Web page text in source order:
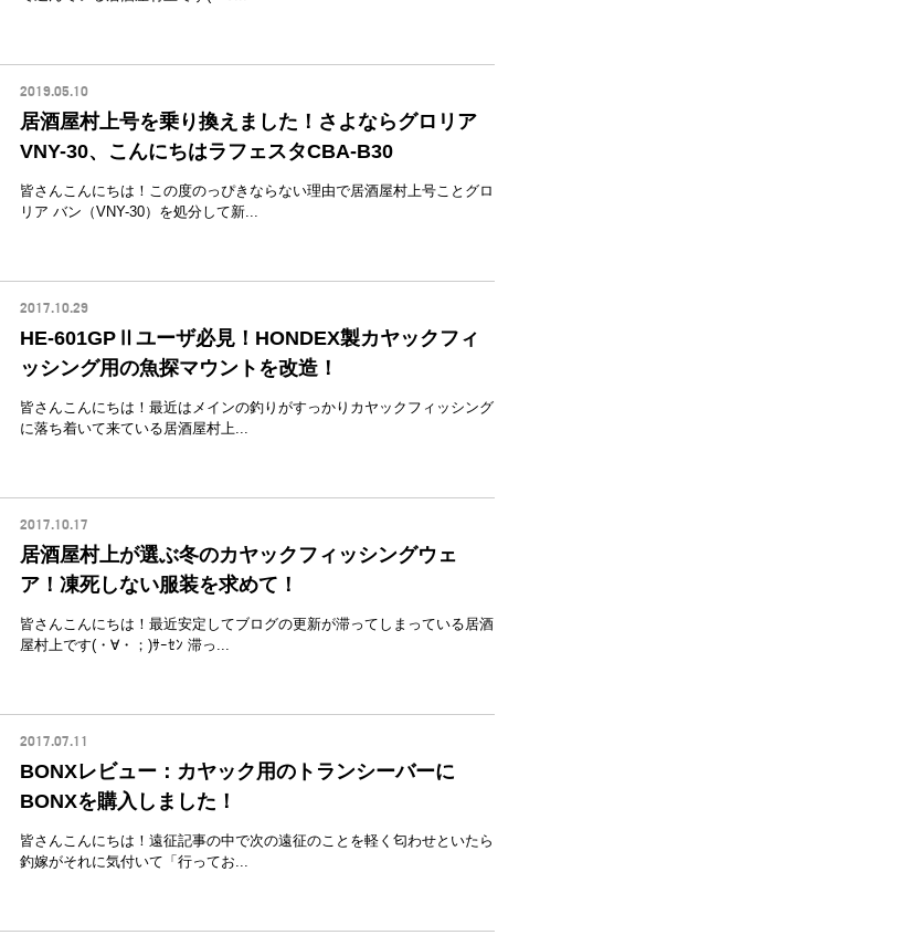
2019.05.10
居酒屋村上号を乗り換えました！さよならグロリア
VNY-30、こんにちはラフェスタCBA-B30
皆さんこんにちは！この度のっぴきならない理由で居酒屋村上号ことグロ
リア バン（VNY-30）を処分して新...
2017.10.29
HE-601GPⅡユーザ必見！HONDEX製カヤックフィ
ッシング用の魚探マウントを改造！
皆さんこんにちは！最近はメインの釣りがすっかりカヤックフィッシング
に落ち着いて来ている居酒屋村上...
2017.10.17
居酒屋村上が選ぶ冬のカヤックフィッシングウェ
ア！凍死しない服装を求めて！
皆さんこんにちは！最近安定してブログの更新が滞ってしまっている居酒
屋村上です(・∀・；)ｻｰｾﾝ 滞っ...
2017.07.11
BONXレビュー：カヤック用のトランシーバーに
BONXを購入しました！
皆さんこんにちは！遠征記事の中で次の遠征のことを軽く匂わせといたら
釣嫁がそれに気付いて「行ってお...